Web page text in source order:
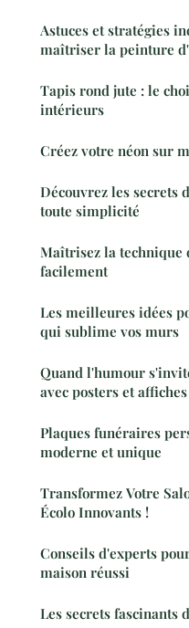
Astuces et stratégies
maîtriser la peinture
Tapis rond jute : le
intérieurs
Créez votre néon sur
Découvrez les secrets
toute simplicité
Maîtrisez la technique
facilement
Les meilleures idées
qui sublime vos murs
Quand l'humour
avec posters et
Plaques funéraires
moderne et unique
Transformez Votre
Écolo Innovants !
Conseils d'experts
maison réussi
Les secrets fascinants